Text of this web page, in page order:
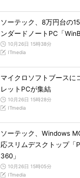
ソーテック、8万円台の
ンダードノートPC「
10月26日 15時38分
ITmedia
マイクロソフトブースに
レットPCが集結
10月26日 15時28分
ITmedia
ソーテック、Windows
応スリムデスクトップ「
360」
10月26日 15時05分
ITmedia